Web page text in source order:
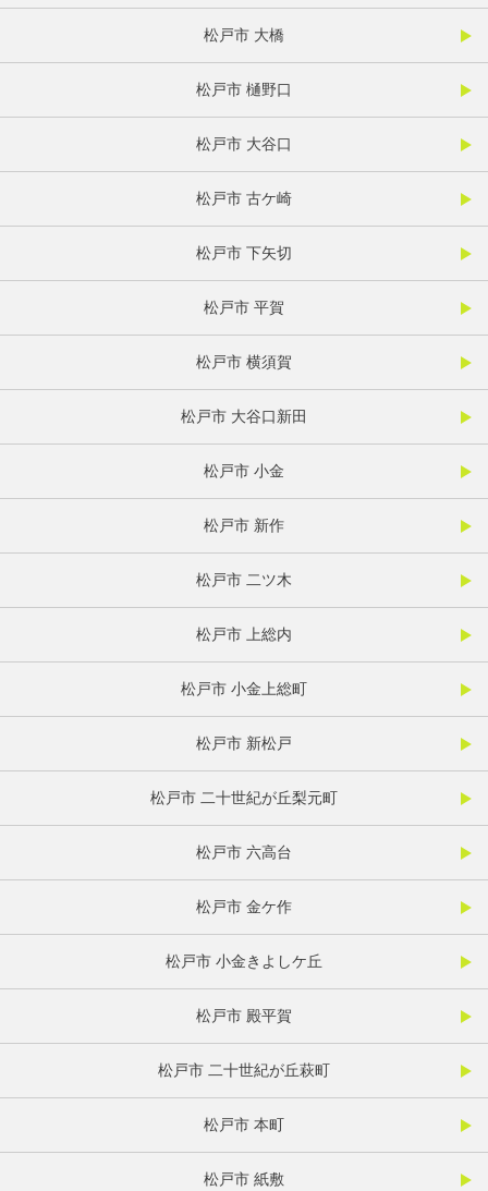
松戸市 大橋
松戸市 樋野口
松戸市 大谷口
松戸市 古ケ崎
松戸市 下矢切
松戸市 平賀
松戸市 横須賀
松戸市 大谷口新田
松戸市 小金
松戸市 新作
松戸市 二ツ木
松戸市 上総内
松戸市 小金上総町
松戸市 新松戸
松戸市 二十世紀が丘梨元町
松戸市 六高台
松戸市 金ケ作
松戸市 小金きよしケ丘
松戸市 殿平賀
松戸市 二十世紀が丘萩町
松戸市 本町
松戸市 紙敷